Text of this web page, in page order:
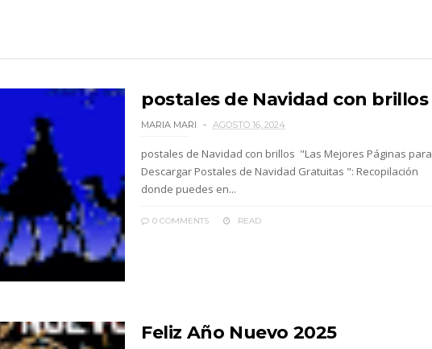
postales de Navidad con brillos
MARIA MARI AGOSTO 16, 2024
postales de Navidad con brillos "Las Mejores Páginas para
Descargar Postales de Navidad Gratuitas ": Recopilación
donde puedes en...
0 COMMENTS READ
Feliz Año Nuevo 2025